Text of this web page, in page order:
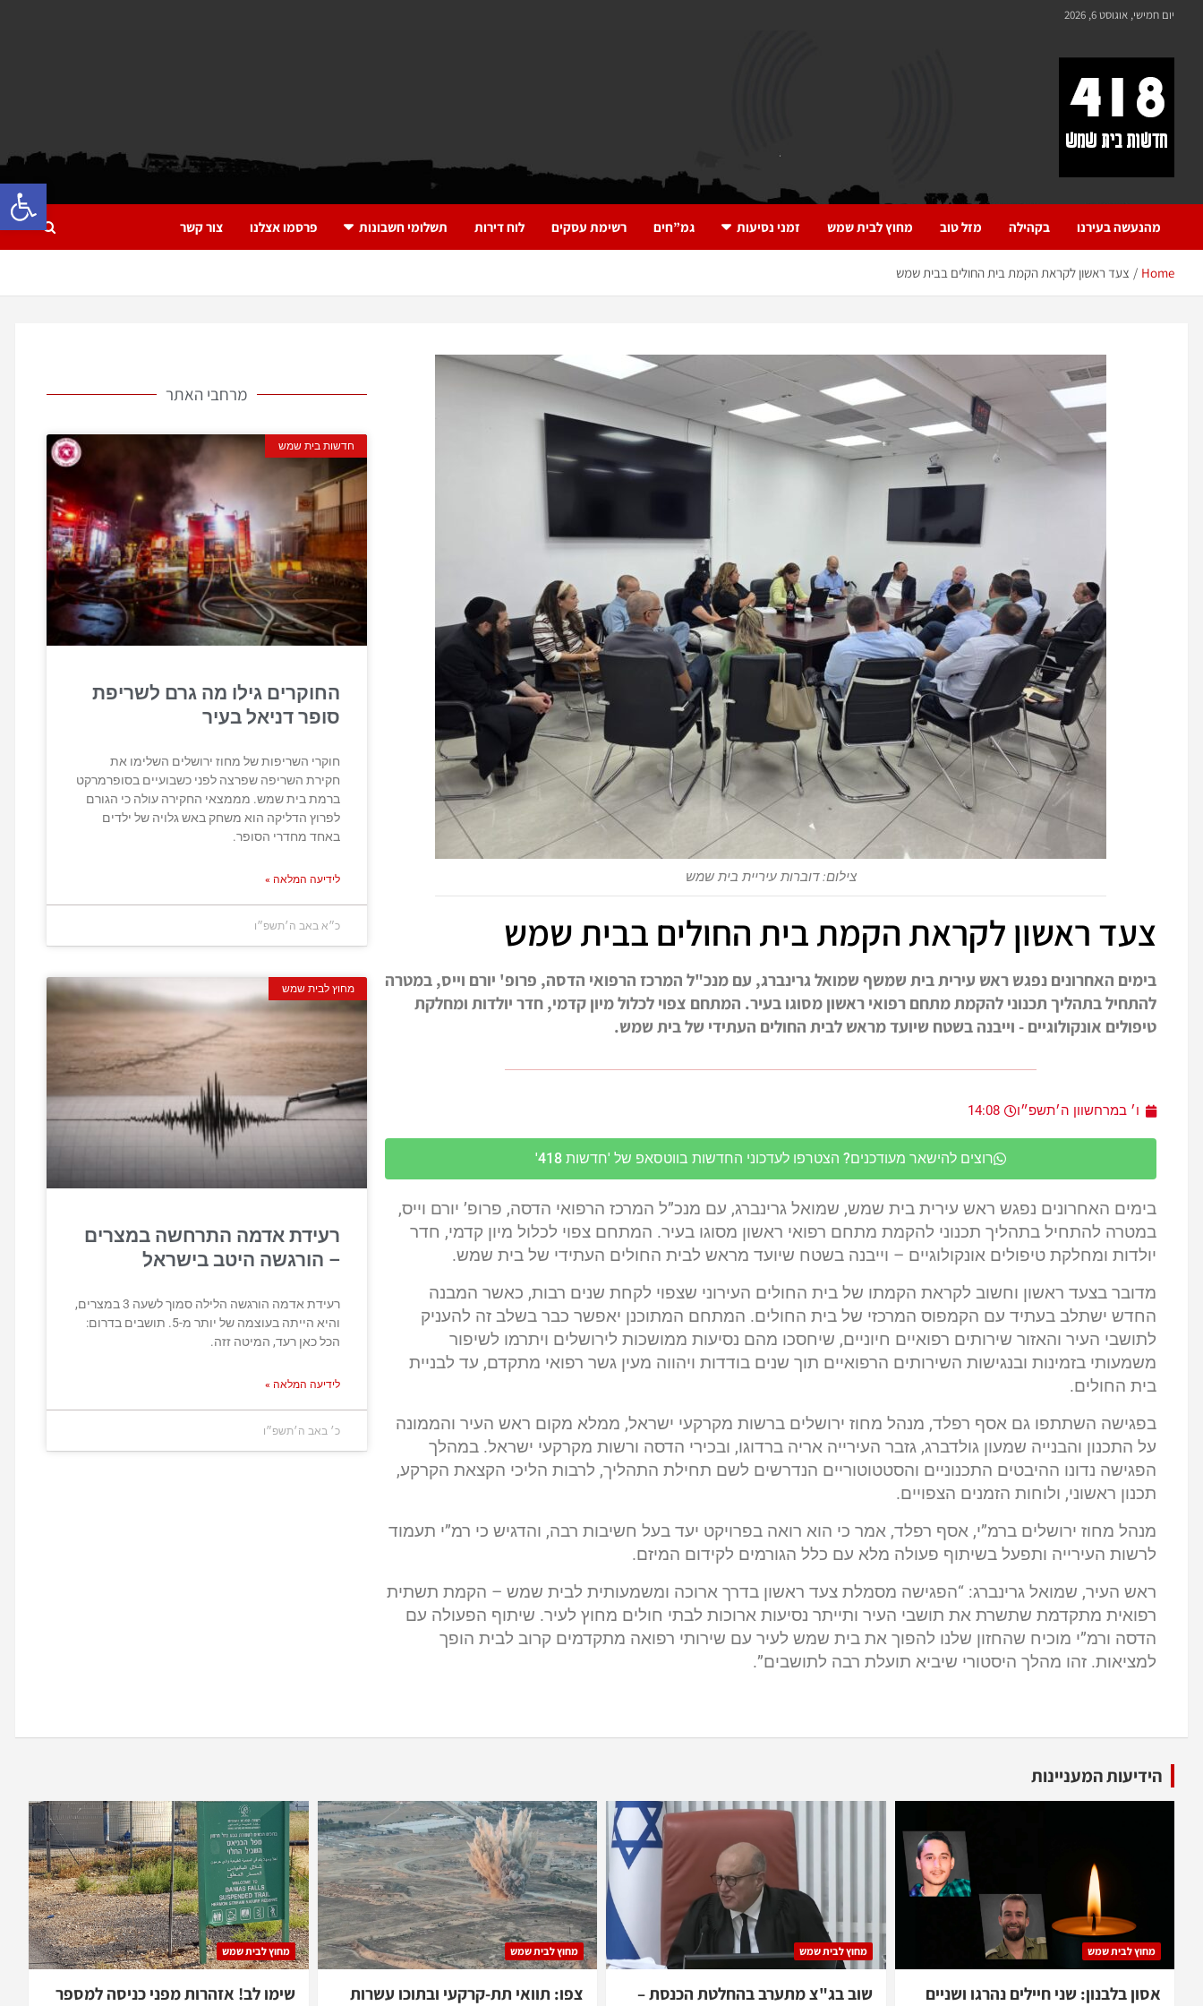
יום חמישי, אוגוסט 6, 2026
418 – חדשות בית שמש
מהנעשה בעירנו בקהילה מזל טוב מחוץ לבית שמש זמני נסיעות גמ”חים רשימת עסקים לוח דירות תשלומי חשבונות פרסמו אצלנו צור קשר
Home צעד ראשון לקראת הקמת בית החולים בבית שמש
צילום: דוברות עיריית בית שמש
צעד ראשון לקראת הקמת בית החולים בבית שמש
בימים האחרונים נפגש ראש עירית בית שמשף שמואל גרינברג, עם מנכ"ל המרכז הרפואי הדסה, פרופ' יורם וייס, במטרה
להתחיל בתהליך תכנוני להקמת מתחם רפואי ראשון מסוגו בעיר. המתחם צפוי לכלול מיון קדמי, חדר יולדות ומחלקת
טיפולים אונקולוגיים - וייבנה בשטח שיועד מראש לבית החולים העתידי של בית שמש.
ו׳ במרחשוון ה׳תשפ״ו 14:08
רוצים להישאר מעודכנים? הצטרפו לעדכוני החדשות בווטסאפ של 'חדשות 418'
בימים האחרונים נפגש ראש עירית בית שמש, שמואל גרינברג, עם מנכ”ל המרכז הרפואי הדסה, פרופ’ יורם וייס,
במטרה להתחיל בתהליך תכנוני להקמת מתחם רפואי ראשון מסוגו בעיר. המתחם צפוי לכלול מיון קדמי, חדר
יולדות ומחלקת טיפולים אונקולוגיים – וייבנה בשטח שיועד מראש לבית החולים העתידי של בית שמש.
מדובר בצעד ראשון וחשוב לקראת הקמתו של בית החולים העירוני שצפוי לקחת שנים רבות, כאשר המבנה
החדש ישתלב בעתיד עם הקמפוס המרכזי של בית החולים. המתחם המתוכנן יאפשר כבר בשלב זה להעניק
לתושבי העיר והאזור שירותים רפואיים חיוניים, שיחסכו מהם נסיעות ממושכות לירושלים ויתרמו לשיפור
משמעותי בזמינות ובנגישות השירותים הרפואיים תוך שנים בודדות ויהווה מעין גשר רפואי מתקדם, עד לבניית
בית החולים.
בפגישה השתתפו גם אסף רפלד, מנהל מחוז ירושלים ברשות מקרקעי ישראל, ממלא מקום ראש העיר והממונה
על התכנון והבנייה שמעון גולדברג, גזבר העירייה אריה ברדוגו, ובכירי הדסה ורשות מקרקעי ישראל. במהלך
הפגישה נדונו ההיבטים התכנוניים והסטטוטוריים הנדרשים לשם תחילת התהליך, לרבות הליכי הקצאת הקרקע,
תכנון ראשוני, ולוחות הזמנים הצפויים.
מנהל מחוז ירושלים ברמ”י, אסף רפלד, אמר כי הוא רואה בפרויקט יעד בעל חשיבות רבה, והדגיש כי רמ”י תעמוד
לרשות העירייה ותפעל בשיתוף פעולה מלא עם כלל הגורמים לקידום המיזם.
ראש העיר, שמואל גרינברג: “הפגישה מסמלת צעד ראשון בדרך ארוכה ומשמעותית לבית שמש – הקמת תשתית
רפואית מתקדמת שתשרת את תושבי העיר ותייתר נסיעות ארוכות לבתי חולים מחוץ לעיר. שיתוף הפעולה עם
הדסה ורמ”י מוכיח שהחזון שלנו להפוך את בית שמש לעיר עם שירותי רפואה מתקדמים קרוב לבית הופך
למציאות. זהו מהלך היסטורי שיביא תועלת רבה לתושבים”.
מרחבי האתר
חדשות בית שמש
החוקרים גילו מה גרם לשריפת
סופר דניאל בעיר
חוקרי השריפות של מחוז ירושלים השלימו את
חקירת השריפה שפרצה לפני כשבועיים בסופרמרקט
ברמת בית שמש. מממצאי החקירה עולה כי הגורם
לפרוץ הדליקה הוא משחק באש גלויה של ילדים
באחד מחדרי הסופר.
לידיעה המלאה »
כ״א באב ה׳תשפ״ו
מחוץ לבית שמש
רעידת אדמה התרחשה במצרים
– הורגשה היטב בישראל
רעידת אדמה הורגשה הלילה סמוך לשעה 3 במצרים,
והיא הייתה בעוצמה של יותר מ-5. תושבים בדרום:
הכל כאן רעד, המיטה זזה.
לידיעה המלאה »
כ׳ באב ה׳תשפ״ו
הידיעות המעניינות
מחוץ לבית שמש
אסון בלבנון: שני חיילים נהרגו ושניים
מחוץ לבית שמש
שוב בג"צ מתערב בהחלטת הכנסת –
מחוץ לבית שמש
צפו: תוואי תת-קרקעי ובתוכו עשרות
מחוץ לבית שמש
שימו לב! אזהרות מפני כניסה למספר